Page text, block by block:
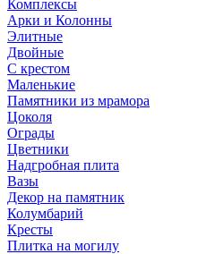
Комплексы
Арки и Колонны
Элитные
Двойные
С крестом
Маленькие
Памятники из мрамора
Цоколя
Ограды
Цветники
Надгробная плита
Вазы
Декор на памятник
Колумбарий
Кресты
Плитка на могилу